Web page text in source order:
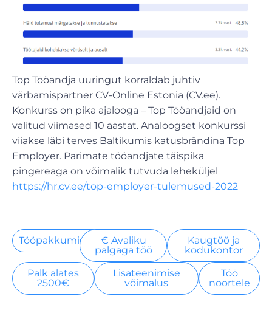
Top Tööandja uuringut korraldab juhtiv
värbamispartner CV-Online Estonia (CV.ee).
Konkurss on pika ajalooga – Top Tööandjaid on
valitud viimased 10 aastat. Analoogset konkurssi
viiakse läbi terves Baltikumis katusbrändina Top
Employer. Parimate tööandjate täispika
pingereaga on võimalik tutvuda leheküljel
https://hr.cv.ee/top-employer-tulemused-2022
Tööpakkumised
€ Avaliku
palgaga töö
Kaugtöö ja
kodukontor
Palk alates
2500€
Lisateenimise
võimalus
Töö
noortele